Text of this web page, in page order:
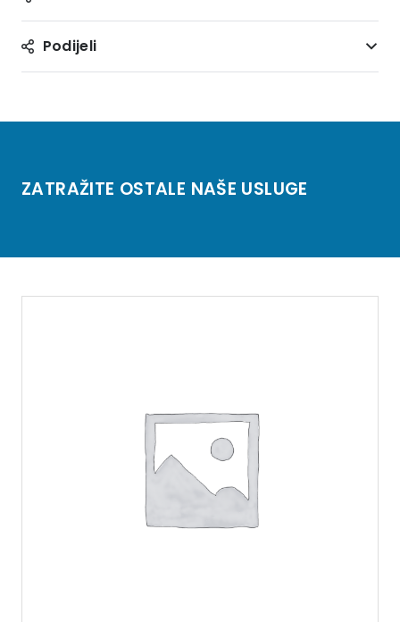
Podijeli
ZATRAŽITE OSTALE NAŠE USLUGE